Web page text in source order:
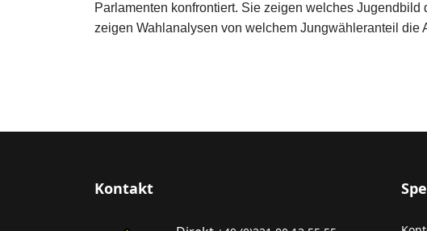
Parlamenten konfrontiert. Sie zeigen welches
zeigen Wahlanalysen von welchem Jungwähleranteil die
Kontakt